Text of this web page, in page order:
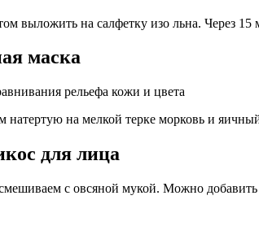
выложить на салфетку изо льна. Через 15
маска
натертую на мелкой терке морковь и
для лица
с овсяной мукой. Можно